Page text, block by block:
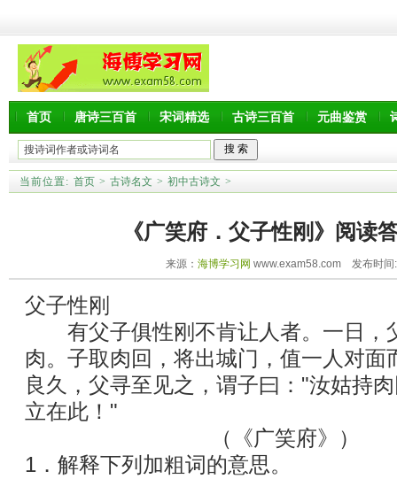
首页 唐诗三百首 宋词精选 古诗三百首 元曲鉴赏
当前位置: 首页 > 古诗名文 > 初中古诗文 >
《广笑府．父子性刚》阅读
来源： 海博学习网 www.exam58.com 发布时间
父子性刚
有父子俱性刚不肯让人者。一日，
肉。子取肉回，将出城门，值一人对面
良久，父寻至见之，谓子曰："汝姑持
立在此！"
（《广笑府》）
1．解释下列加粗词的意思。